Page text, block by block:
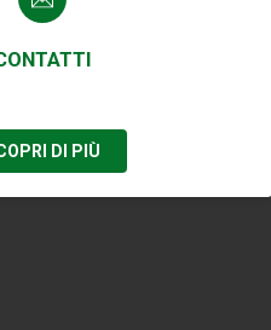
DI PIÙ